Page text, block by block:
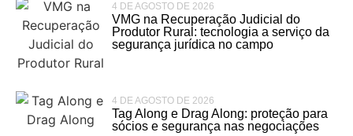
4 DE AGOSTO DE 2026
VMG na Recuperação Judicial do
Produtor Rural: tecnologia a serviço da
segurança jurídica no campo
4 DE AGOSTO DE 2026
Tag Along e Drag Along: proteção para
sócios e segurança nas negociações